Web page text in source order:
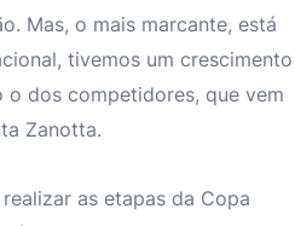
Mas, o mais marcante, está
tivemos um crescimento
o dos competidores, que vem
Zanotta.
as etapas da Copa